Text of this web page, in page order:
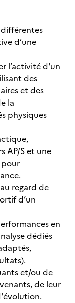
d’une
l’activité d'un
des
et des
la
physiques
AP/S et une
pour
regard de
d’un
en
dédiés
et/ou de
de leur